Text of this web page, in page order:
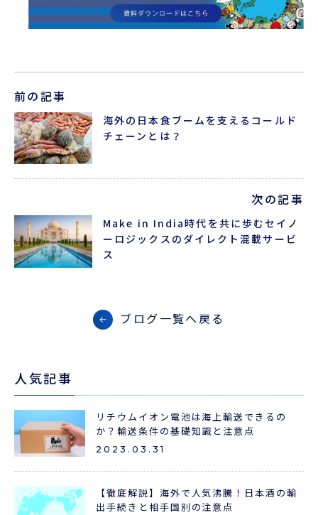
前の記事
海外の日本食ブームを支えるコールド
チェーンとは？
次の記事
Make in India時代を共に歩むセイノ
ーロジックスのダイレクト混載サービ
ス
ブログ一覧へ戻る
人気記事
リチウムイオン電池は海上輸送できるの
か？輸送条件の基礎知識と注意点
2023.03.31
【徹底解説】海外で人気沸騰！日本酒の輸
出手続きと相手国別の注意点